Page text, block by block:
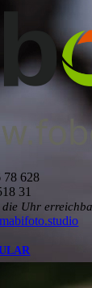
78 628
31
Uhr